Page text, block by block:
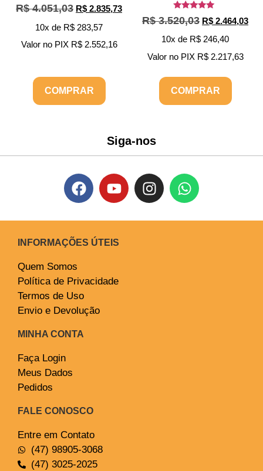
R$4.051,03 R$ 2.835,73
10x de R$ 283,57
Valor no PIX‎‎ R$2.552,16
COMPRAR
Avaliação
5.00
R$3.520,03 R$ 2.464,03
10x de R$ 246,40
Valor no PIX‎‎ R$2.217,63
COMPRAR
Siga-nos
INFORMAÇÕES ÚTEIS
Quem Somos
Política de Privacidade
Termos de Uso
Envio e Devolução
MINHA CONTA
Faça Login
Meus Dados
Pedidos
FALE CONOSCO
Entre em Contato
(47) 98905-3068
(47) 3025-2025